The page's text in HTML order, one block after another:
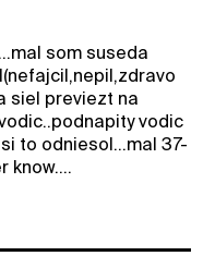
som suseda
siel previezt na
vodic
to odniesol...mal 37-
know....